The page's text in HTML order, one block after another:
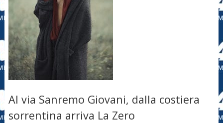
Al via Sanremo Giovani, dalla costiera
sorrentina arriva La Zero